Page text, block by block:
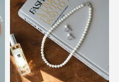
で活躍するセレモニース
ける素敵な一枚...それが
す。
ことのできる女性らしい
を偲ぶのに相応しい洗練
マルまで幅広くご提案さ